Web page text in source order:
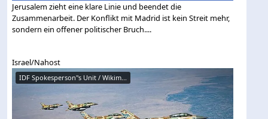
Jerusalem zieht eine klare Linie und beendet die
Zusammenarbeit. Der Konflikt mit Madrid ist kein Streit mehr,
sondern ein offener politischer Bruch....
Israel/Nahost
IDF Spokesperson"s Unit / Wikim...